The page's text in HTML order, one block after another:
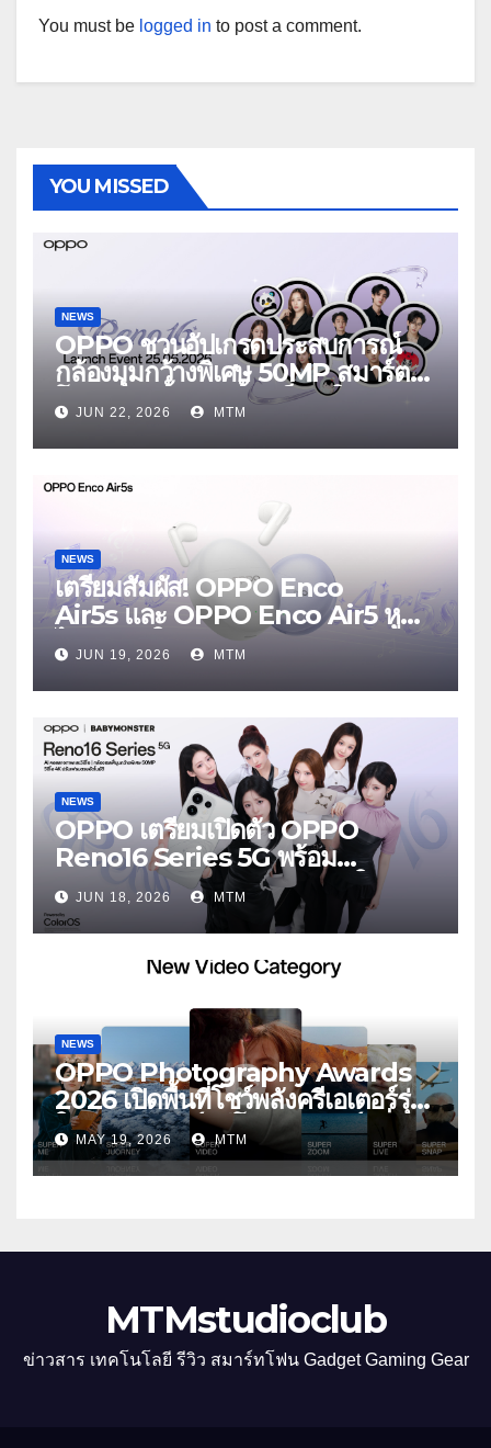
You must be logged in to post a comment.
YOU MISSED
NEWS
OPPO ชวนอัปเกรดประสบการณ์
กล้องมุมกว้างพิเศษ 50MP สมาร์ต
โฟนเพื่อนซี้ เทรนดี้ทุกช็อต ใน
งาน OPPO Reno16 Series 5G
Launch Event 25 มิถุนายนนี้
JUN 22, 2026 MTM
NEWS
เตรียมสัมผัส! OPPO Enco
Air5s และ OPPO Enco Air5 หูฟัง
ไร้สายรุ่นใหม่ล่าสุด มาพร้อมระบบ
ตัดเสียงรบกวน เบาสบายเหมือนไม่ได้
ใส่
JUN 19, 2026 MTM
NEWS
OPPO เตรียมเปิดตัว OPPO
Reno16 Series 5G พร้อม
ประกาศ BABYMONSTER ใน
ฐานะ Reno Girls ชวนสัมผัส
ประสบการณ์ถ่ายภาพมุมกว้างพิเศษที่
อัปเกรดไปอีกขั้น กับ 4 สี 4 เทรนดี้
JUN 18, 2026 MTM
NEWS
OPPO Photography Awards
2026 เปิดพื้นที่โชว์พลังครีเอเตอร์รุ่น
ใหม่ รับเทรนด์วิดีโอคอนเทนต์ เพิ่ม
หมวด “Super Video” ครั้งแรก
MAY 19, 2026 MTM
MTMstudioclub
ข่าวสาร เทคโนโลยี รีวิว สมาร์ทโฟน Gadget Gaming Gear